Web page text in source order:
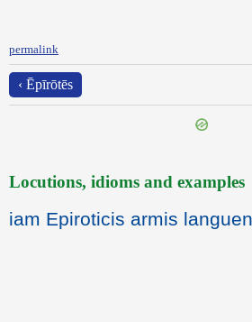
permalink
‹ Ēpīrōtēs
Locutions, idioms and examples
iam Epiroticis armis